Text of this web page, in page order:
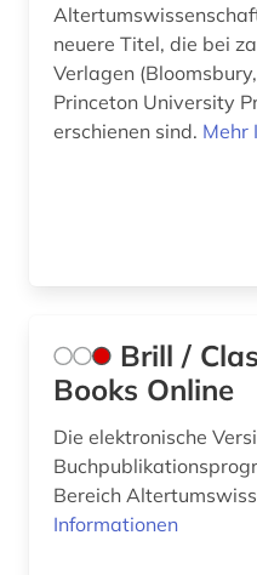
neuere Titel, die bei
Verlagen
Princeton University
erschienen sind. Mehr
Brill /
Books Online
Die elektronische
Bereich
Informationen